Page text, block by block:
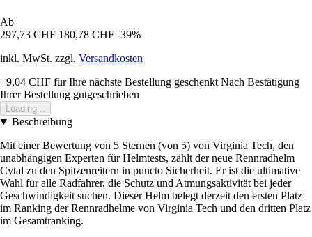
Ab
297,73 CHF 180,78 CHF -39%
inkl. MwSt. zzgl. Versandkosten
+9,04 CHF für Ihre nächste Bestellung geschenkt Nach Bestätigung
Ihrer Bestellung gutgeschrieben
Loading...
Beschreibung
Mit einer Bewertung von 5 Sternen (von 5) von Virginia Tech, den
unabhängigen Experten für Helmtests, zählt der neue Rennradhelm
Cytal zu den Spitzenreitern in puncto Sicherheit. Er ist die ultimative
Wahl für alle Radfahrer, die Schutz und Atmungsaktivität bei jeder
Geschwindigkeit suchen. Dieser Helm belegt derzeit den ersten Platz
im Ranking der Rennradhelme von Virginia Tech und den dritten Platz
im Gesamtranking.